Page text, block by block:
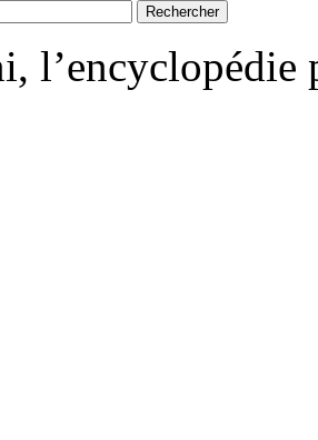
l’encyclopédie